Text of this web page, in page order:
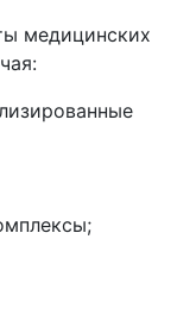
медицинских